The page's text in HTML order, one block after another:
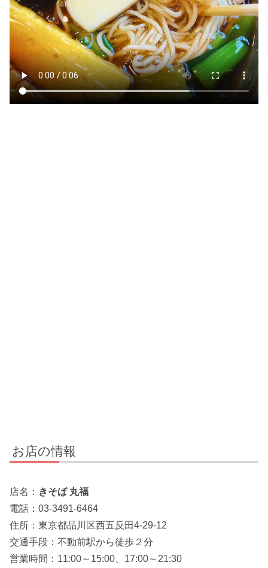
お店の情報
店名： きそば 丸福
電話：03-3491-6464
住所：東京都品川区西五反田4-29-12
交通手段：不動前駅から徒歩２分
営業時間：11:00～15:00、17:00～21:30